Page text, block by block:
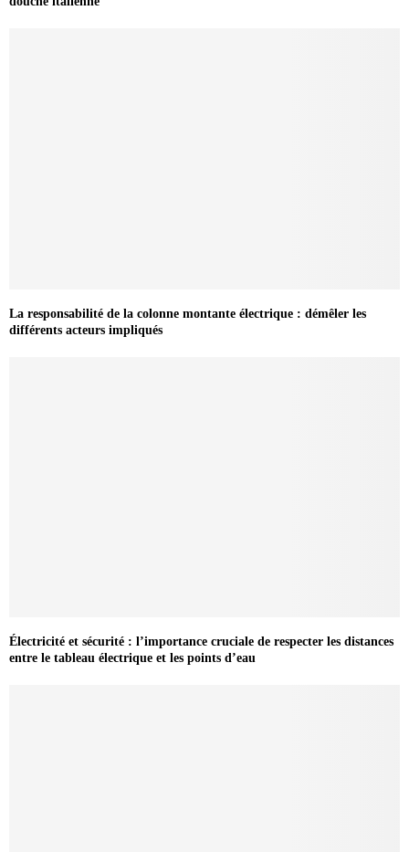
La responsabilité de la colonne montante électrique : démêler les
différents acteurs impliqués
Électricité et sécurité : l’importance cruciale de respecter les distances
entre le tableau électrique et les points d’eau